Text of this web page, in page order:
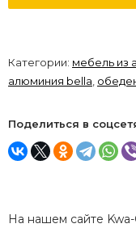
Категории: мебель из
алюминия bella
Поделиться в
На нашем сайте